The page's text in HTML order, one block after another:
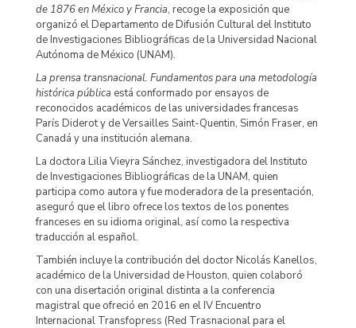
de 1876 en México y Francia, recoge la exposición que
organizó el Departamento de Difusión Cultural del Instituto
de Investigaciones Bibliográficas de la Universidad Nacional
Autónoma de México (UNAM).
La prensa transnacional. Fundamentos para una metodología
histórica pública está conformado por ensayos de
reconocidos académicos de las universidades francesas
París Diderot y de Versailles Saint-Quentin, Simón Fraser, en
Canadá y una institución alemana.
La doctora Lilia Vieyra Sánchez, investigadora del Instituto
de Investigaciones Bibliográficas de la UNAM, quien
participa como autora y fue moderadora de la presentación,
aseguró que el libro ofrece los textos de los ponentes
franceses en su idioma original, así como la respectiva
traducción al español.
También incluye la contribución del doctor Nicolás Kanellos,
académico de la Universidad de Houston, quien colaboró
con una disertación original distinta a la conferencia
magistral que ofreció en 2016 en el IV Encuentro
Internacional Transfopress (Red Trasnacional para el